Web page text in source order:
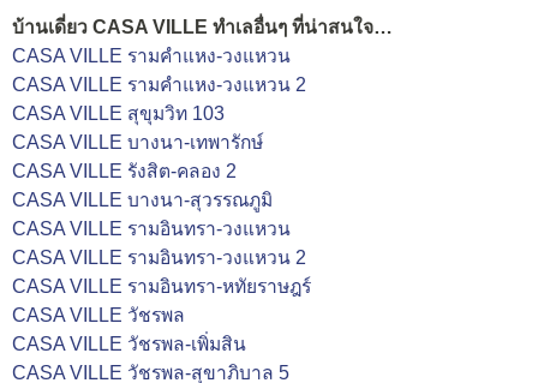
บ้านเดี่ยว CASA VILLE ทำเลอื่นๆ ที่น่าสนใจ…
CASA VILLE รามคำแหง-วงแหวน
CASA VILLE รามคำแหง-วงแหวน 2
CASA VILLE สุขุมวิท 103
CASA VILLE บางนา-เทพารักษ์
CASA VILLE รังสิต-คลอง 2
CASA VILLE บางนา-สุวรรณภูมิ
CASA VILLE รามอินทรา-วงแหวน
CASA VILLE รามอินทรา-วงแหวน 2
CASA VILLE รามอินทรา-หทัยราษฎร์
CASA VILLE วัชรพล
CASA VILLE วัชรพล-เพิ่มสิน
CASA VILLE วัชรพล-สุขาภิบาล 5